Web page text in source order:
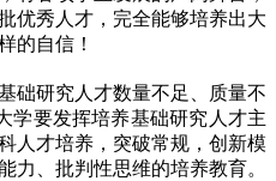
优秀人才，完全能够培养出大
的自信！
研究人才数量不足、质量不
学要发挥培养基础研究人才主
人才培养，突破常规，创新模
力、批判性思维的培养教育。